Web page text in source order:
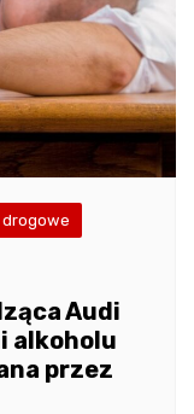
Audi
alkoholu
przez